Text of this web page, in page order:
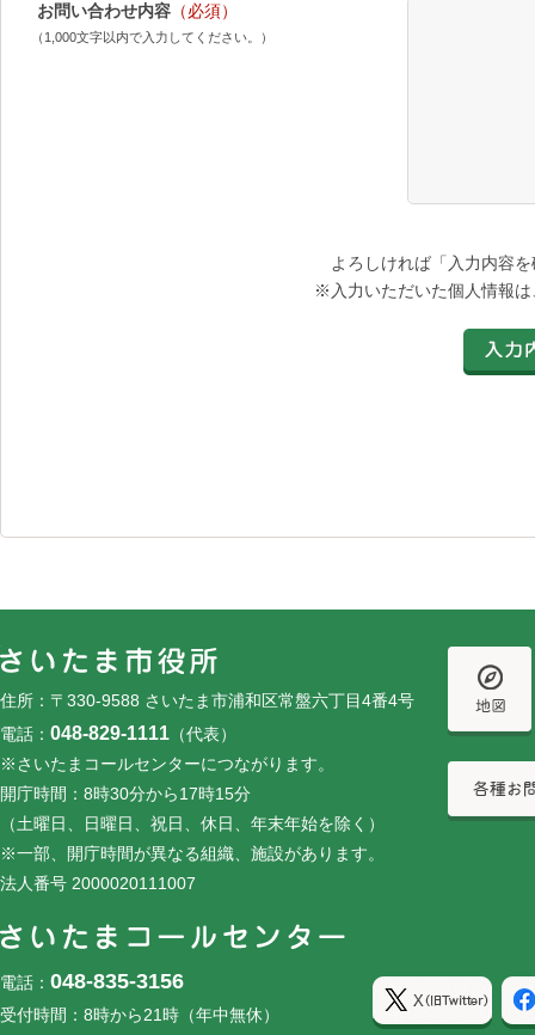
お問い合わせ内容 （必須）
（1,000文字以内で入力してください。）
よろしければ「入力内容
※入力いただいた個人情報
住所：〒330-9588 さいたま市浦和区常盤六丁目4番4号
電話： 048-829-1111 （代表）
※さいたまコールセンターにつながります。
開庁時間：8時30分から17時15分
（土曜日、日曜日、祝日、休日、年末年始を除く）
※一部、開庁時間が異なる組織、施設があります。
法人番号 2000020111007
電話： 048-835-3156
受付時間：8時から21時（年中無休）